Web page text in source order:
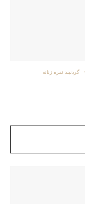
گردنبند نقره زنانه